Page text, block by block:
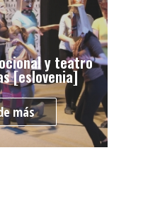
y teatro
[eslovenia]
más